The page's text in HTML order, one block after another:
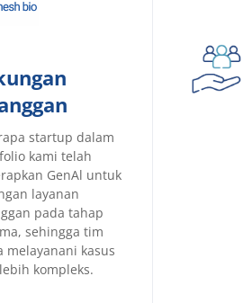
startup dalam
kami telah
GenAl untuk
layanan
pada tahap
sehingga tim
melayanani kasus
kompleks.